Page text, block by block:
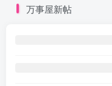
万事屋新帖